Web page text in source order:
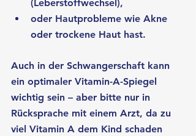
(Leberstoffwechsel),
oder Hautprobleme wie Akne
oder trockene Haut hast.
Auch in der Schwangerschaft kann
ein optimaler Vitamin-A-Spiegel
wichtig sein – aber bitte nur in
Rücksprache mit einem Arzt, da zu
viel Vitamin A dem Kind schaden